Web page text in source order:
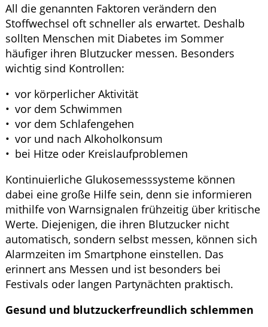
All die genannten Faktoren verändern den
Stoffwechsel oft schneller als erwartet. Deshalb
sollten Menschen mit Diabetes im Sommer
häufiger ihren Blutzucker messen. Besonders
wichtig sind Kontrollen:
vor körperlicher Aktivität
vor dem Schwimmen
vor dem Schlafengehen
vor und nach Alkoholkonsum
bei Hitze oder Kreislaufproblemen
Kontinuierliche Glukosemesssysteme können
dabei eine große Hilfe sein, denn sie informieren
mithilfe von Warnsignalen frühzeitig über kritische
Werte. Diejenigen, die ihren Blutzucker nicht
automatisch, sondern selbst messen, können sich
Alarmzeiten im Smartphone einstellen. Das
erinnert ans Messen und ist besonders bei
Festivals oder langen Partynächten praktisch.
Gesund und blutzuckerfreundlich schlemmen